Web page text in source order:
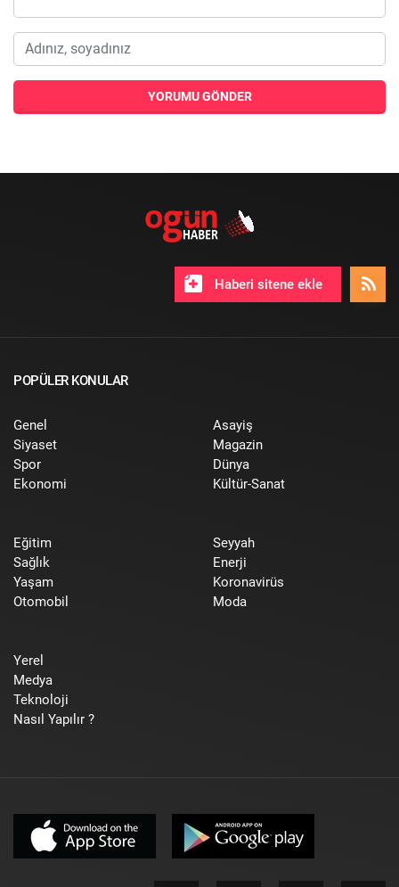
YORUMU GÖNDER
Haberi sitene ekle
POPÜLER KONULAR
Genel
Siyaset
Spor
Ekonomi
Asayiş
Magazin
Dünya
Kültür-Sanat
Eğitim
Sağlık
Yaşam
Otomobil
Seyyah
Enerji
Koronavirüs
Moda
Yerel
Medya
Teknoloji
Nasıl Yapılır ?